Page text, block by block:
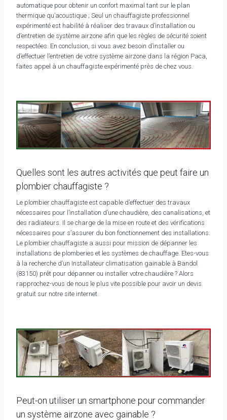
automatique pour obtenir un confort maximal tant sur le plan
thermique qu’acoustique ; Seul un chauffagiste professionnel
expérimenté est habilité à réaliser des travaux d’installation ou
d’entretien de système airzone afin que les règles de sécurité soient
respectées. En conclusion, si vous avez besoin d’installer ou
d’effectuer l’entretien de votre système airzone dans la région Paca,
faites appel à un chauffagiste expérimenté près de chez vous.
Quelles sont les autres activités que peut faire un
plombier chauffagiste ?
Le plombier chauffagiste est capable d’effectuer des travaux
nécessaires pour l’installation d’une chaudière, des canalisations, et
des radiateurs. Il se charge de la mise en route et des vérifications
nécessaires pour s’assurer du bon fonctionnement des installations.
Le plombier chauffagiste a aussi pour mission de dépanner les
installations de plomberies et les systèmes de chauffage. Etes-vous
à la recherche d’un Installateur climatisation gainable à Bandol
(83150) prêt pour dépanner ou installer votre chaudière ? Alors
rapprochez-vous de nous le plus vite possible pour avoir un devis
gratuit sur notre site internet.
Peut-on utiliser un smartphone pour commander
un système airzone avec gainable ?